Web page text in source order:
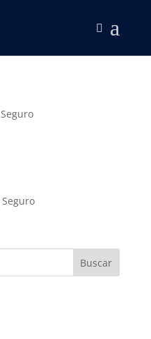
Seguro
Seguro